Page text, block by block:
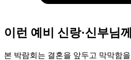
이런 예비 신랑·신부님
본 박람회는 결혼을 앞두고 막막함